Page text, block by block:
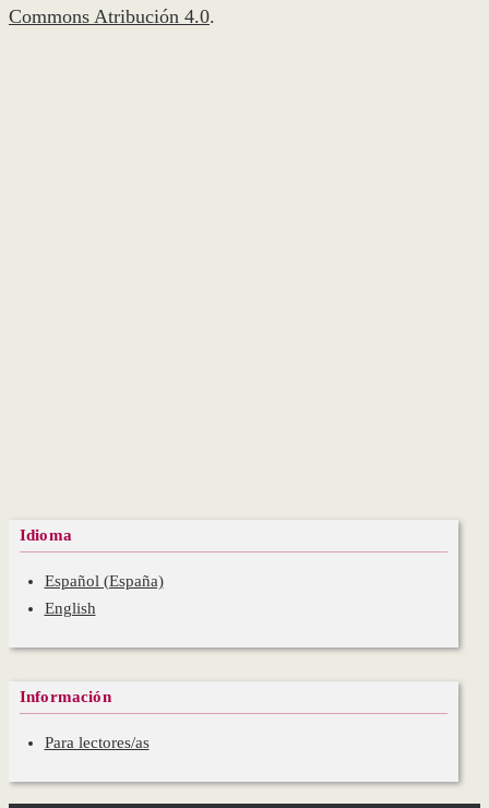
Commons Atribución 4.0.
Idioma
Español (España)
English
Información
Para lectores/as